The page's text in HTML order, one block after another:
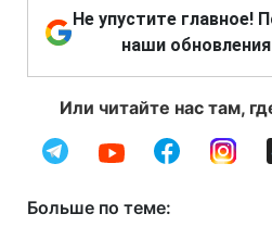
Не упустите главное!
наши
Или читайте нас там,
Больше по теме: